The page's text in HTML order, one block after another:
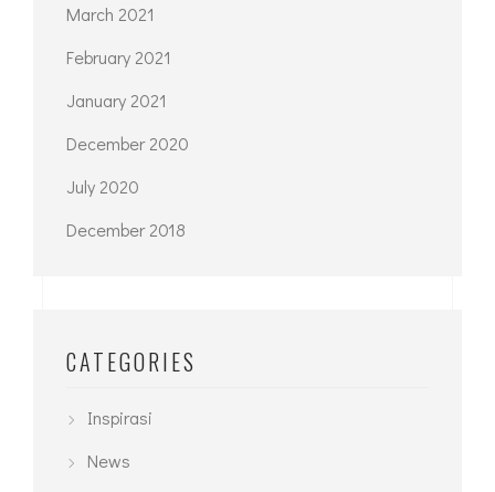
March 2021
February 2021
January 2021
December 2020
July 2020
December 2018
CATEGORIES
Inspirasi
News